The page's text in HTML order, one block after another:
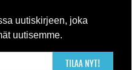
uutiskirjeen, joka
uutisemme.
TILAA NYT!